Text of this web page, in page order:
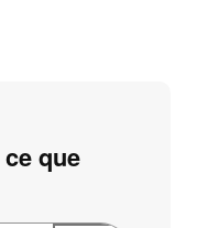
que